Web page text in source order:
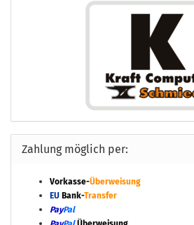
Zahlung möglich per:
Vorkasse-Überweisung
EU Bank-Transfer
PayPal